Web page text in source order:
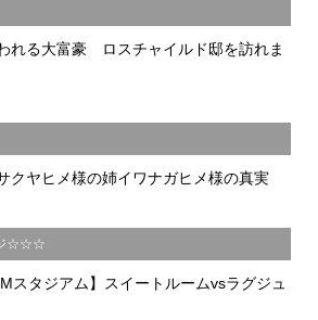
れる大富豪 ロスチャイルド邸を訪れま
クヤヒメ様の姉イワナガヒメ様の真実
☆☆☆
スタジアム】スイートルームvsラグジュ